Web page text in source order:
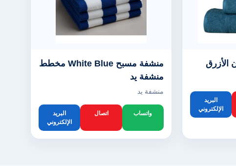
الأزرق
البريد
الإلكتروني
منشفة مسبح White Blue مخطط
منشفة يد
منشفة يد
واتساب اتصال
البريد
الإلكتروني